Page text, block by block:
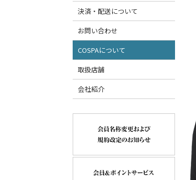
決済・配送について
お問い合わせ
COSPAについて
取扱店舗
会社紹介